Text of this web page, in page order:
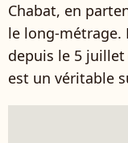
Chabat, en
le long-métrage.
depuis le 5
est un véritable